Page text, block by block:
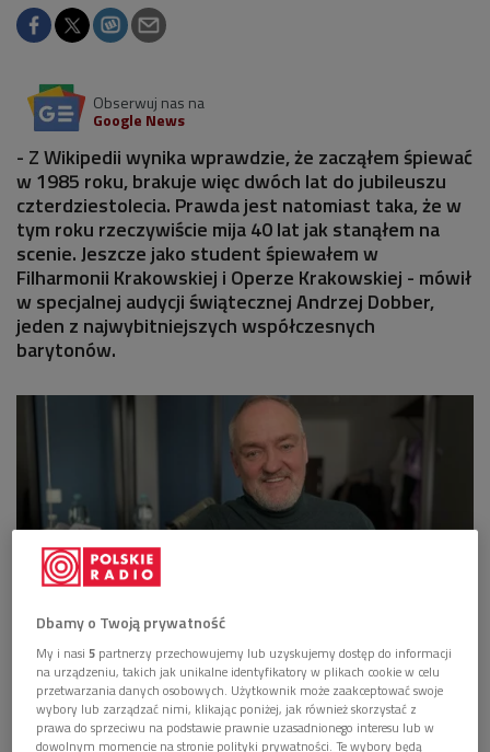
Obserwuj nas na
Google News
- Z Wikipedii wynika wprawdzie, że zacząłem śpiewać
w 1985 roku, brakuje więc dwóch lat do jubileuszu
czterdziestolecia. Prawda jest natomiast taka, że w
tym roku rzeczywiście mija 40 lat jak stanąłem na
scenie. Jeszcze jako student śpiewałem w
Filharmonii Krakowskiej i Operze Krakowskiej - mówił
w specjalnej audycji świątecznej Andrzej Dobber,
jeden z najwybitniejszych współczesnych
barytonów.
Andrzej Dobber - jeden z największych barytonów świata Foto: Polskie Radio
Andrzej Dobber świętuje 40-lecie pracy
artystycznej. W ciągu swej bogatej kariery
Dbamy o Twoją prywatność
My i nasi5 partnerzy przechowujemy lub uzyskujemy dostęp do informacji
na urządzeniu, takich jak unikalne identyfikatory w plikach cookie w celu
przetwarzania danych osobowych. Użytkownik może zaakceptować swoje
wybory lub zarządzać nimi, klikając poniżej, jak również skorzystać z
prawa do sprzeciwu na podstawie prawnie uzasadnionego interesu lub w
dowolnym momencie na stronie polityki prywatności. Te wybory będą